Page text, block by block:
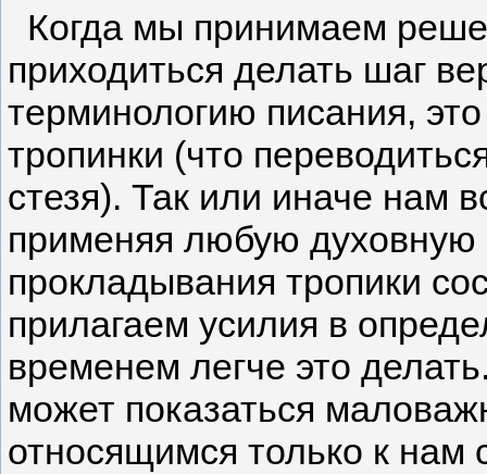
Когда мы принимаем
приходиться делать шаг
терминологию писания,
тропинки (что
стезя). Так или иначе нам
применяя любую духовную
прокладывания тропики
прилагаем усилия в
временем легче это
может показаться
относящимся только к